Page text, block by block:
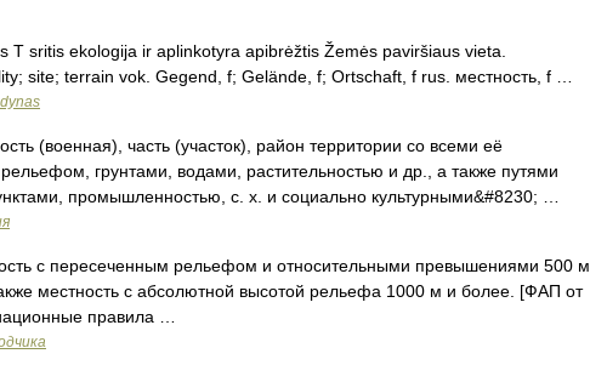
T sritis ekologija ir aplinkotyra apibrėžtis Žemės paviršiaus vieta.
site; terrain vok. Gegend, f; Gelände, f; Ortschaft, f rus. местность, f …
(военная), часть (участок), район территории со всеми её
грунтами, водами, растительностью и др., а также путями
промышленностью, с. х. и социально культурными&#8230; …
с пересеченным рельефом и относительными превышениями 500 м
местность с абсолютной высотой рельефа 1000 м и более. [ФАП от
правила …